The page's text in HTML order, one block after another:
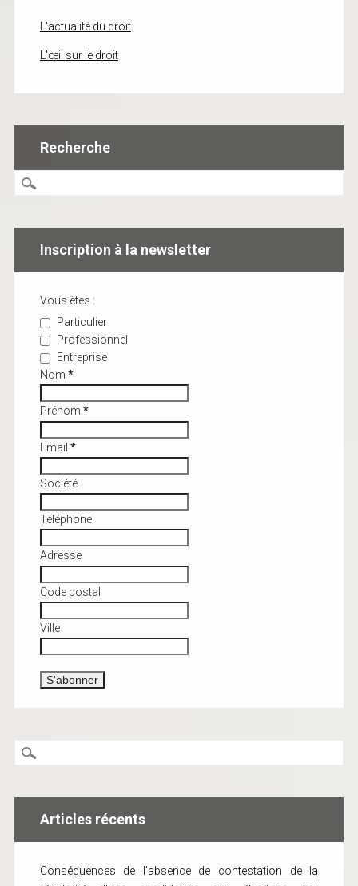
L'actualité du droit
L'œil sur le droit
Recherche
Inscription à la newsletter
Vous êtes :
Particulier
Professionnel
Entreprise
Nom *
Prénom *
Email *
Société
Téléphone
Adresse
Code postal
Ville
Articles récents
Conséquences de l’absence de contestation de la